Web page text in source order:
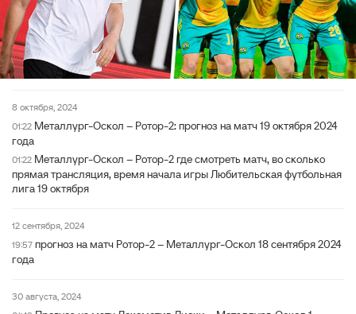
8 октября, 2024
01:22 Металлург-Оскол – Ротор-2: прогноз на матч 19 октября 2024
года
01:22 Металлург-Оскол – Ротор-2 где смотреть матч, во сколько
прямая трансляция, время начала игры Любительская футбольная
лига 19 октября
12 сентября, 2024
19:57 прогноз на матч Ротор-2 – Металлург-Оскол 18 сентября 2024
года
30 августа, 2024